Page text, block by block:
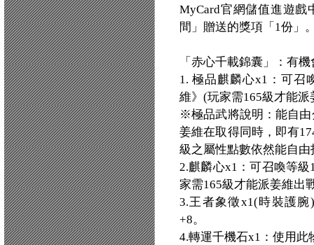
MyCard官網儲值進遊戲
間」贈送的獎項「1份」
「赤心千載錦囊」：有
1. 極品麒麟心x1：可召
維》(玩家需165級才能派
※極品武將說明：能自由
姜維在取得同時，即有
級之屬性點數依然能自由
2.麒麟心x1：可召喚等
家需165級才能派姜維出
3.王者象徵x1(時裝護
+8。
4.轉運千機石x1：使用此